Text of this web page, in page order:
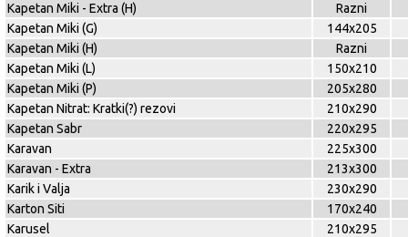
Kapetan Miki - Extra (H)
Razni
Kapetan Miki (G)
144x205
Kapetan Miki (H)
Razni
Kapetan Miki (L)
150x210
Kapetan Miki (P)
205x280
Kapetan Nitrat: Kratki(?) rezovi
210x290
Kapetan Sabr
220x295
Karavan
225x300
Karavan - Extra
213x300
Karik i Valja
230x290
Karton Siti
170x240
Karusel
210x295